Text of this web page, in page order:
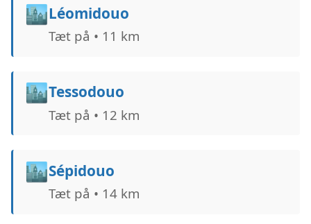
🏙️Léomidouo
Tæt på • 11 km
🏙️Tessodouo
Tæt på • 12 km
🏙️Sépidouo
Tæt på • 14 km